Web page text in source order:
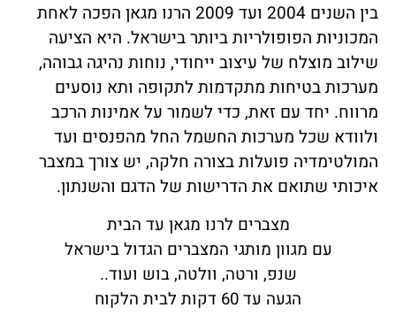
בין השנים 2004 ועד 2009 הרנו מגאן הפכה לאחת
המכוניות הפופולריות ביותר בישראל. היא הציעה
שילוב מוצלח של עיצוב ייחודי, נוחות נהיגה גבוהה,
מערכות בטיחות מתקדמות לתקופה ותא נוסעים
מרווח. יחד עם זאת, כדי לשמור על אמינות הרכב
ולוודא שכל מערכות החשמל החל מהפנסים ועד
המולטימדיה פועלות בצורה חלקה, יש צורך במצבר
איכותי שתואם את הדרישות של הדגם והשנתון.
מצברים לרנו מגאן עד הבית
עם מגוון מותגי המצברים הגדול בישראל
שנפ, ורטה, וולטה, בוש ועוד..
הגעה עד 60 דקות לבית הלקוח